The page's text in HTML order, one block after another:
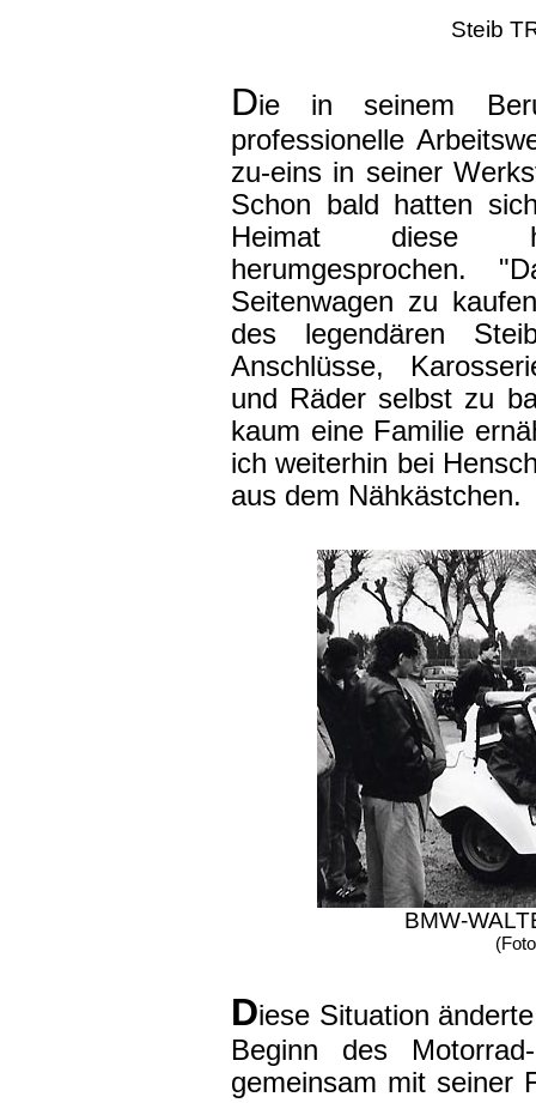
Steib
Die in seinem
professionelle
zu-eins in seiner
Schon bald hatten
Heimat diese
herumgesprochen.
Seitenwagen zu
des legendären
Anschlüsse,
und Räder selbst zu
kaum eine Familie
ich weiterhin bei
aus dem Nähkästchen.
BMW-
Diese Situation
Beginn des
gemeinsam mit seiner